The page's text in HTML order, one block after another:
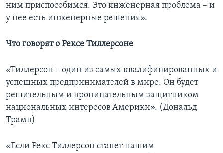
ним приспособимся. Это инженерная проблема – и
у нее есть инженерные решения».
Что говорят о Рексе Тиллерсоне
«Тиллерсон – один из самых квалифицированных и
успешных предпринимателей в мире. Он будет
решительным и проницательным защитником
национальных интересов Америки». (Дональд
Трамп)
«Если Рекс Тиллерсон станет нашим